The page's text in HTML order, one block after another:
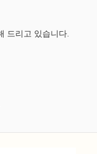
드리고 있습니다.